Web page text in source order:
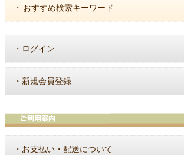
・ おすすめ検索キーワード
・ ログイン
・ 新規会員登録
・ お支払い・配送について